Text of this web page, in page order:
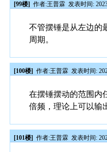
[99楼] 作者:王普霖 发表时间:
不管摆锤是从左边的
周期。
[100楼] 作者:王普霖 发表时间:
在摆锤摆动的范围内
倍频，理论上可以输
[101楼] 作者:王普霖 发表时间: